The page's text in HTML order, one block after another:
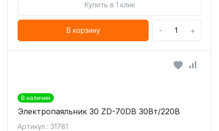
Купить в 1 клик
В корзину - +
В наличии
Электропаяльник 30 ZD-70DB 30Вт/220В
Артикул : 31781